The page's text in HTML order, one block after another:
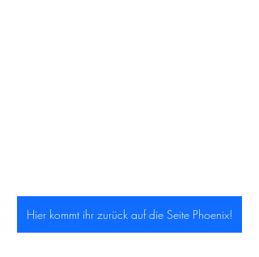
Hier kommt ihr zurück auf die Seite Phoenix!